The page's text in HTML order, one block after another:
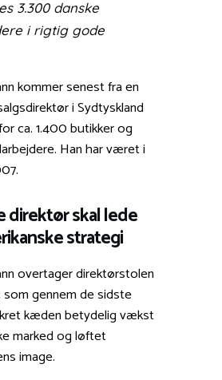
3.300 danske
i rigtig gode
kommer senest fra en
i Sydtyskland
ca. 1.400 butikker og
Han har været i
direktør skal lede
strategi
overtager direktørstolen
som gennem de sidste
kæden betydelig vækst
marked og løftet
image.